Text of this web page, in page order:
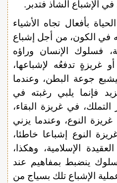
الإشباع الشاذ فتدبر.
بأفعال تجاه الأشياء
في الكون، من أجل إشباع
فسلوك الإنسان وراؤه
غريزةٍ تدفعُه لإشباعها،
جوعة البطن، وعندما
فإنما يلبي رغبته في
في غريزة البقاء،
النوع، وعندما يزني
النوع إشباعا خاطئا،
الإسلامية، وهكذا،
ينضبط بمفاهيم عند
الإشباع تلك بسياج من